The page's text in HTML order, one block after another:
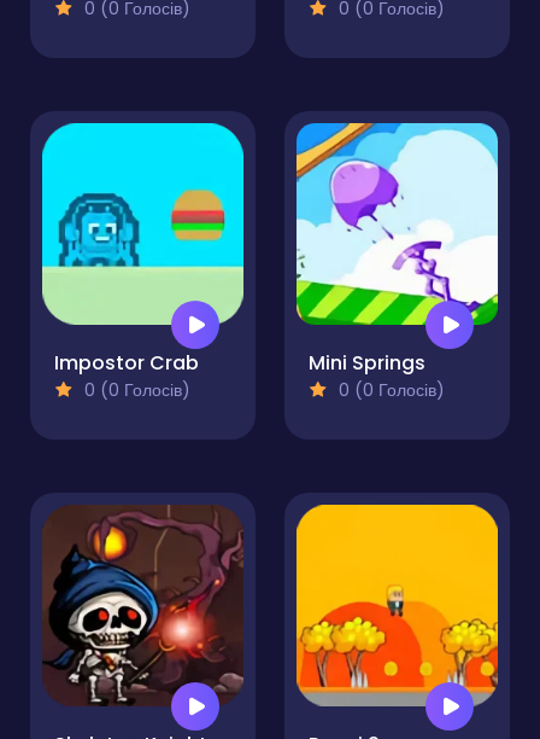
0 (0 Голосів) 0 (0 Голосів)
Impostor Crab
0 (0 Голосів)
Mini Springs
0 (0 Голосів)